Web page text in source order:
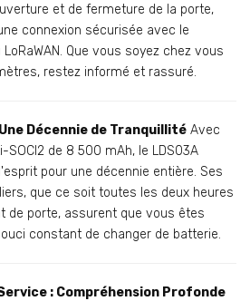
et de fermeture de la porte,
connexion sécurisée avec le
Que vous soyez chez vous
restez informé et rassuré.
Décennie de Tranquillité Avec
de 8 500 mAh, le LDS03A
pour une décennie entière. Ses
que ce soit toutes les deux heures
de porte, assurent que vous êtes
constant de changer de batterie.
: Compréhension Profonde